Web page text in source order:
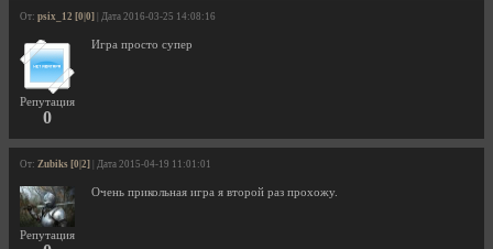
От: psix_12 [0|0] | Дата 2016-03-25 14:08:16
Репутация
0
Игра просто супер
От: Zubiks [0|2] | Дата 2015-04-19 11:01:01
Репутация
Очень прикольная игра я второй раз прохожу.